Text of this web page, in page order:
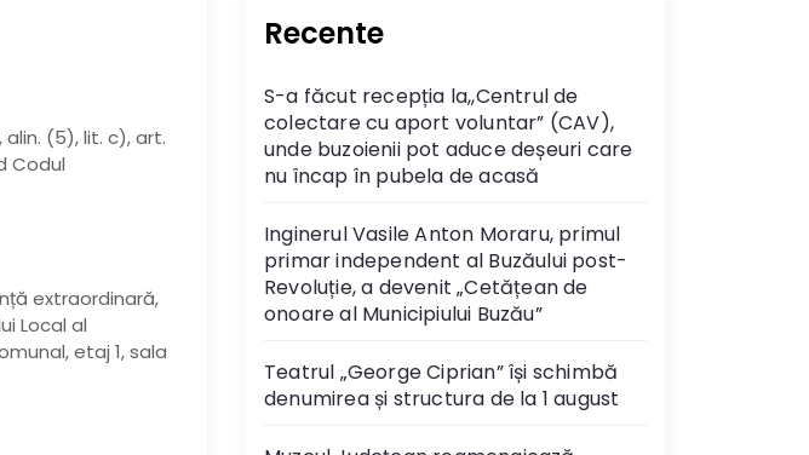
alin. (5), lit. c), art.
Codul
extraordinară,
Local al
etaj 1, sala
Recente
S-a făcut recepția la,,Centrul de
colectare cu aport voluntar” (CAV),
unde buzoienii pot aduce deșeuri care
nu încap în pubela de acasă
Inginerul Vasile Anton Moraru, primul
primar independent al Buzăului post-
Revoluție, a devenit „Cetățean de
onoare al Municipiului Buzău”
Teatrul „George Ciprian” își schimbă
denumirea și structura de la 1 august